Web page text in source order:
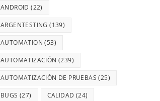
ANDROID (22)
ARGENTESTING (139)
AUTOMATION (53)
AUTOMATIZACIÓN (239)
AUTOMATIZACIÓN DE PRUEBAS (25)
BUGS (27) CALIDAD (24)